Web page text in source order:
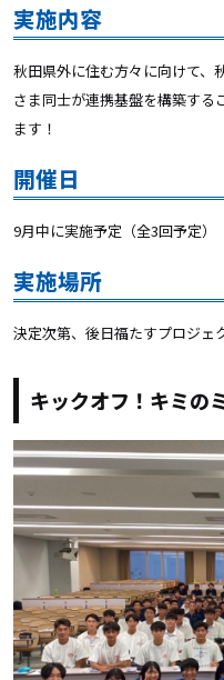
実施内容
秋田県外に住む方々に向けて、
さま同士が連携基盤を構築する
ます！
開催日
9月中に実施予定（全3回予定）
実施場所
決定次第、後日福たすプロジェ
キックオフ！キミの